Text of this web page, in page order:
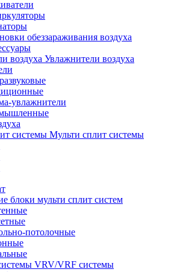
обеззараживания воздуха
Увлажнители воздуха
увлажнители
Мульти сплит системы
блоки мульти сплит систем
потолочные
VRV/VRF системы